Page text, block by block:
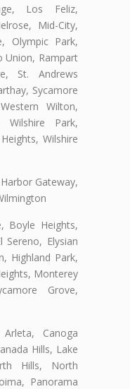
Los Feliz,
Mid-City,
Olympic Park,
Union, Rampart
St. Andrews
Sycamore
Wilton,
Wilshire Park,
Wilshire
Gateway,
Boyle Heights,
Sereno, Elysian
Highland Park,
Monterey
Grove,
Arleta, Canoga
Hills, Lake
Hills, North
Panorama